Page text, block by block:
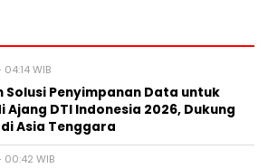
WIB
Solusi Penyimpanan Data untuk
Ajang DTI Indonesia 2026, Dukung
Asia Tenggara
WIB